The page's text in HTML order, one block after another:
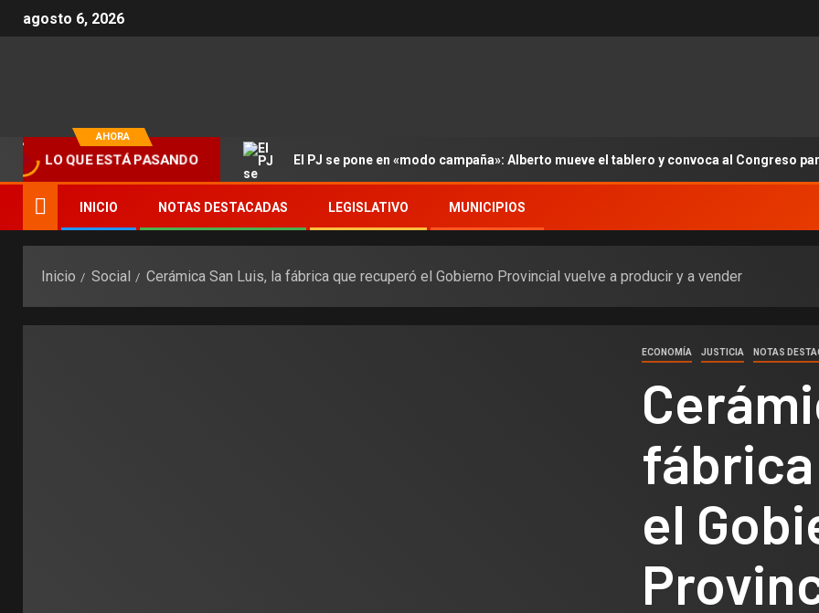
agosto 6, 2026
AHORA
LO QUE ESTÁ PASANDO El PJ se pone en «modo campaña»: Alberto mueve el tablero y convoca al Congreso
INICIO NOTAS DESTACADAS LEGISLATIVO MUNICIPIOS
Inicio Social Cerámica San Luis, la fábrica que recuperó el Gobierno Provincial vuelve a producir y a vender
ECONOMÍA JUSTICIA NOTAS
el